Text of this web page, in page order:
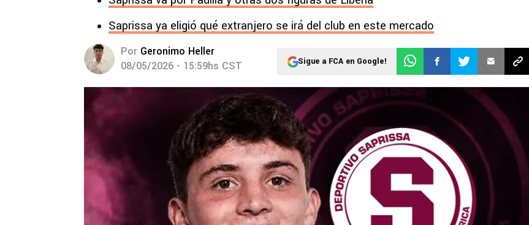
Saprissa ya eligió qué extranjero se irá del club en este mercado
Por Geronimo Heller
08/05/2026 - 15:59hs CST
Sigue a FCA en Google!